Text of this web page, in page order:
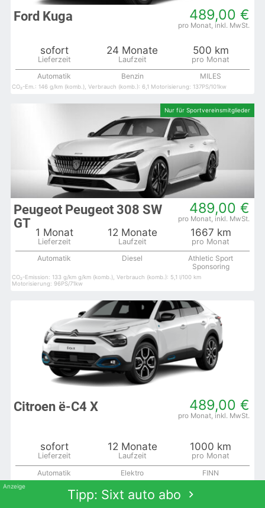
489,00 €
Ford Kuga
sofort 24 Monate 500 km
Automatik Benzin MILES
CO₂-Em.: 146 g/km (komb.), Verbrauch (komb.): 6,1 Motorisierung: 137PS/101kw
489,00 €
Peugeot Peugeot 308 SW
GT
1 Monat 12 Monate 1667 km
Automatik Diesel
Athletic Sport
Sponsoring
CO₂-Emission: 133 g/km g/km (komb.), Verbrauch (komb.): 5,1 l/100 km
Motorisierung: 96PS/71kw
489,00 €
Citroen ë-C4 X
sofort 12 Monate 1000 km
Automatik Elektro FINN
Tipp: Sixt auto abo